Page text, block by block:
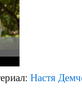
Настя